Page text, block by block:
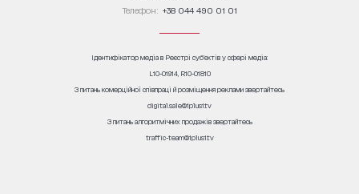
Телефон: +38 044 490 01 01
Ідентифікатор медіа в Реєстрі суб’єктів у сфері медіа:
L10-01914, R10-01810
З питань комерційної співпраці й розміщення реклами звертайтесь
digital.sale@1plus1.tv
З питань алгоритмічних продажів звертайтесь
traffic-team@1plus1.tv